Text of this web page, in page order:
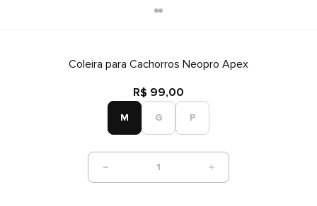
Coleira para Cachorros Neopro Apex
R$ 99,00
M G P
1